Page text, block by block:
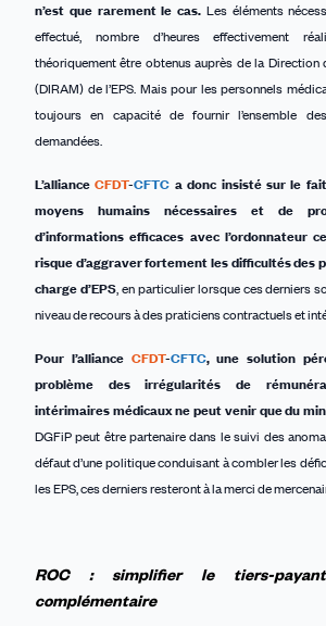
n’est que rarement le cas. Les éléments
effectué, nombre d’heures effectivement
théoriquement être obtenus auprès de la Direction
(DIRAM) de l’EPS. Mais pour les personnels
toujours en capacité de fournir l’ensemble
demandées.
L’allianceCFDT-CFTC a donc insisté sur le fait
moyens humains nécessaires et de
d’informations efficaces avec l’ordonnateur
risque d’aggraver fortement les difficultés des
charge d’EPS, en particulier lorsque ces derniers
niveau de recours à des praticiens contractuels et
Pour l’alliance CFDT-CFTC, une solution
problème des irrégularités de
intérimaires médicaux ne peut venir que du
DGFiP peut être partenaire dans le suivi des
défaut d’une politique conduisant à combler les
les EPS, ces derniers resteront à la merci de
ROC : simplifier le tiers-
complémentaire